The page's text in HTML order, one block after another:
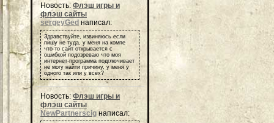
Новость: Флэш игры и
флэш сайты
sergeyGed написал:
Здравствуйте, извиняюсь если
пишу не туда, у меня на компе
что-то сайт открывается с
ошибкой подозреваю что моя
интернет-программа подглючивает
не могу найти причину, у меня у
одного так или у всех?
Новость: Флэш игры и
флэш сайты
NewPartnerscig написал: